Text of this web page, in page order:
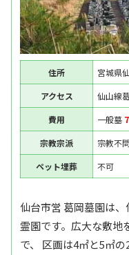
住所
宮城県
アクセス
仙山線
費用
一般墓
宗教宗派
宗教不
ペット埋葬
不可
仙台市営 葛岡墓園は
霊園です。広大な敷地
で、 区画は4㎡と5㎡